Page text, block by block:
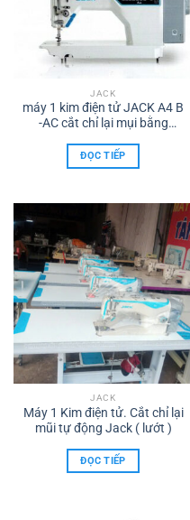
JACK
máy 1 kim điện tử JACK A4 B
-AC cắt chỉ lại mụi bằng
ĐỌC TIẾP
JACK
Máy 1 Kim điện tử. Cắt chỉ lại
mũi tự động Jack ( lướt )
ĐỌC TIẾP